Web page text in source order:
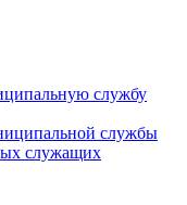
службу
службы
служащих